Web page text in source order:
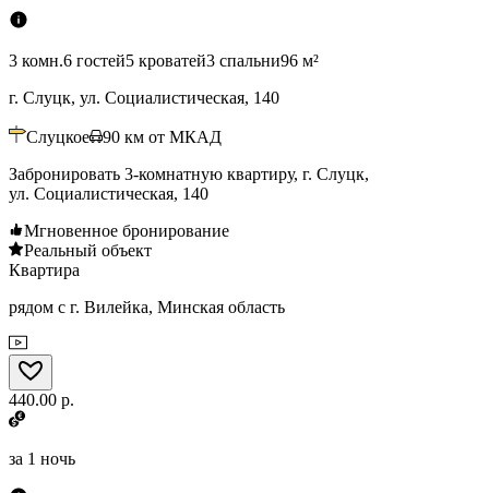
3 комн.6 гостей5 кроватей3 спальни96 м²
г. Слуцк, ул. Социалистическая, 140
Слуцкое 90 км от МКАД
Забронировать 3-комнатную квартиру, г. Слуцк,
ул. Социалистическая, 140
Мгновенное бронирование
Реальный объект
Квартира
рядом с г. Вилейка, Минская область
440.00 р.
за 1 ночь